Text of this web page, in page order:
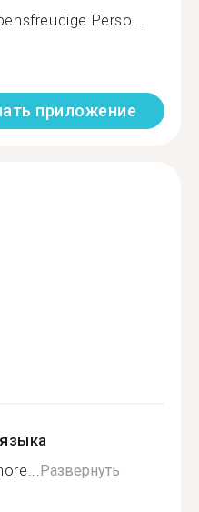
Perso...
приложение
Развернуть